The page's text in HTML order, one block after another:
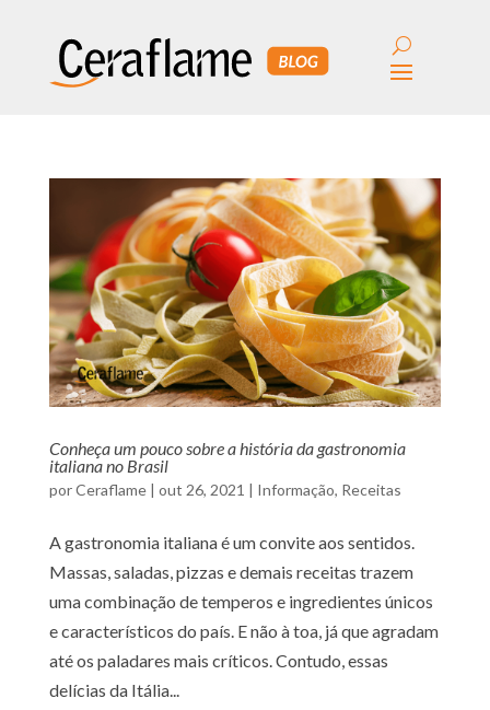
Conheça um pouco sobre a história da gastronomia
italiana no Brasil
porCeraflame| out 26, 2021 | Informação, Receitas
A gastronomia italiana é um convite aos sentidos.
Massas, saladas, pizzas e demais receitas trazem
uma combinação de temperos e ingredientes únicos
e característicos do país. E não à toa, já que agradam
até os paladares mais críticos. Contudo, essas
delícias da Itália...